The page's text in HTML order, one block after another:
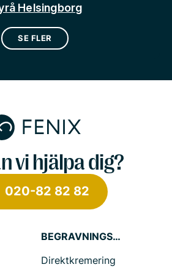
Helsingborg
SE FLER
vi hjälpa dig?
020-82 82 82
BEGRAVNINGSTJÄNSTER
Direktkremering